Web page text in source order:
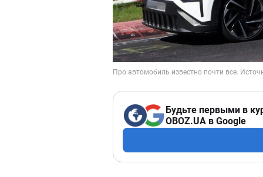
Будьте первыми в
OBOZ.UA в Google